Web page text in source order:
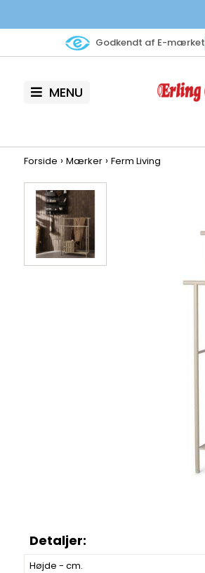
Godkendt af E-mærket
MENU
Forside › Mærker› Ferm Living
Højde - cm.